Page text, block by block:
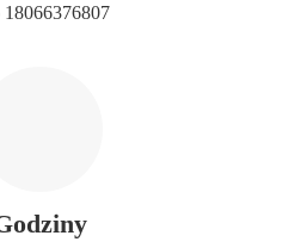
18066376807